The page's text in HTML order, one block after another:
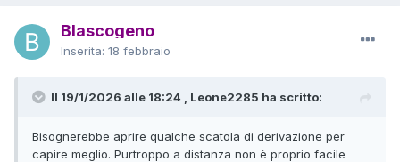
Blascogeno
Inserita: 18 febbraio
Il 19/1/2026 alle 18:24 , Leone2285 ha scritto:
Bisognerebbe aprire qualche scatola di derivazione per
capire meglio. Purtroppo a distanza non è proprio facile